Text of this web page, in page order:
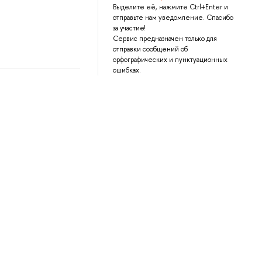
Выделите её, нажмите Ctrl+Enter и
отправьте нам уведомление. Спасибо
за участие!
Сервис предназначен только для
отправки сообщений об
орфографических и пунктуационных
ошибках.